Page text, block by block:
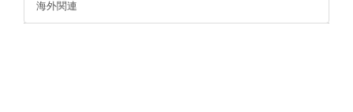
海外関連